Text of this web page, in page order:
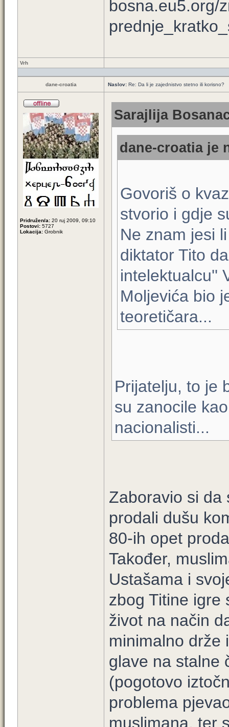
bosna.eu5.org/
Vrh
dane-croatia Naslov: Re: Da li je zajednistvo stetno ili korisno?
Pridružen/a: 20 ruj 2009, 09:10
Postovi: 5727
Lokacija: Grobnik
Sarajlija
dane-croatia je
Govoriš o
stvorio i gdje
Ne znam jesi
diktator Tito
intelektualcu''
Moljevića bio
teoretičara...
Prijatelju, to je
su zanocile
nacionalisti...
Zaboravio si da
prodali dušu
80-ih opet
Također,
Ustašama i
zbog Titine igre
život na način
minimalno drže
glave na stalne
(pogotovo
problema
muslimana, ter